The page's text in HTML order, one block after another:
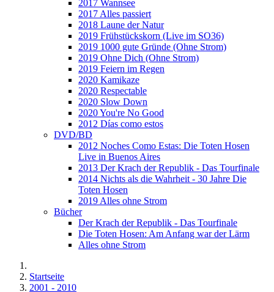
2017 Wannsee
2017 Alles passiert
2018 Laune der Natur
2019 Frühstückskorn (Live im SO36)
2019 1000 gute Gründe (Ohne Strom)
2019 Ohne Dich (Ohne Strom)
2019 Feiern im Regen
2020 Kamikaze
2020 Respectable
2020 Slow Down
2020 You're No Good
2012 Días como estos
DVD/BD
2012 Noches Como Estas: Die Toten Hosen
Live in Buenos Aires
2013 Der Krach der Republik - Das Tourfinale
2014 Nichts als die Wahrheit - 30 Jahre Die
Toten Hosen
2019 Alles ohne Strom
Bücher
Der Krach der Republik - Das Tourfinale
Die Toten Hosen: Am Anfang war der Lärm
Alles ohne Strom
Startseite
2001 - 2010